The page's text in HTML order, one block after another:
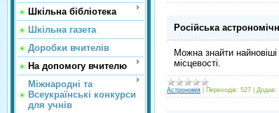
Шкільна бібліотека
Шкільна газета
Доробки вчителів
На допомогу вчителю
Міжнародні та
Всеукраїнські конкурси
для учнів
Російська
Можна знайти
місцевості.
Астрономія Переходів: 527 Додав: